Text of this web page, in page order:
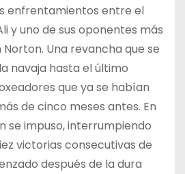
enfrentamientos entre el
y uno de sus oponentes más
Norton. Una revancha que se
navaja hasta el último
que ya se habían
de cinco meses antes. En
se impuso, interrumpiendo
victorias consecutivas de
después de la dura